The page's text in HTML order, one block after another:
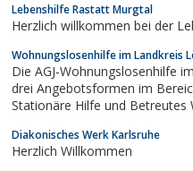
Lebenshilfe Rastatt Murgtal
Herzlich willkommen bei der
Wohnungslosenhilfe im Landkreis
Die AGJ-Wohnungslosenhilfe
drei Angebotsformen im
Stationäre Hilfe und Betreutes
Diakonisches Werk Karlsruhe
Herzlich Willkommen